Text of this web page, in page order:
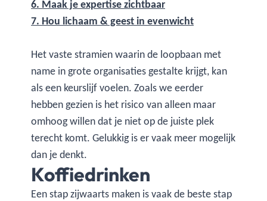
6. Maak je expertise zichtbaar
7. Hou lichaam & geest in evenwicht
Het vaste stramien waarin de loopbaan met
name in grote organisaties gestalte krijgt, kan
als een keurslijf voelen. Zoals we eerder
hebben gezien is het risico van alleen maar
omhoog willen dat je niet op de juiste plek
terecht komt. Gelukkig is er vaak meer mogelijk
dan je denkt.
Koffiedrinken
Een stap zijwaarts maken is vaak de beste stap